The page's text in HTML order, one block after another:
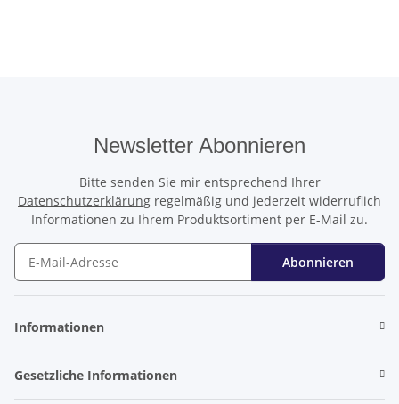
Newsletter Abonnieren
Bitte senden Sie mir entsprechend Ihrer
Datenschutzerklärung regelmäßig und jederzeit widerruflich
Informationen zu Ihrem Produktsortiment per E-Mail zu.
Abonnieren
Informationen
Gesetzliche Informationen